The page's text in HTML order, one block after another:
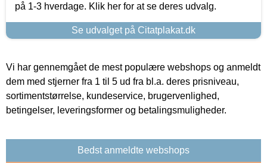
på 1-3 hverdage. Klik her for at se deres udvalg.
Se udvalget på Citatplakat.dk
Vi har gennemgået de mest populære webshops og anmeldt
dem med stjerner fra 1 til 5 ud fra bl.a. deres prisniveau,
sortimentstørrelse, kundeservice, brugervenlighed,
betingelser, leveringsformer og betalingsmuligheder.
Bedst anmeldte webshops